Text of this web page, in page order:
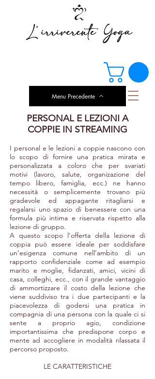
Menu Precedente
PERSONAL E LEZIONI A
COPPIE IN STREAMING
I personal e le lezioni a coppie nascono con
lo scopo di fornire una pratica mirata e
personalizzata a coloro che per svariati
motivi (lavoro, salute, organizazione del
tempo libero, famiglia, ecc.) ne hanno
necessità o semplicemente trovano più
gradevole ed appagante ritagliarsi e
regalarsi uno spazio di benessere con una
formula più intima e riservata rispetto alla
lezione di gruppo.
A questo scopo l’offerta della lezione di
coppia può essere ideale per soddisfare
un’esigenza comune nell’ambito di un
rapporto confidenziale come ad esempio
marito e moglie, fidanzati, amici, vicini di
casa, colleghi, ecc., con il grande vantaggio
di ammortizzare il costo della lezione che
viene suddiviso tra i due partecipanti e la
piacevolezza di godersi una pratica in
compagnia di una persona con la quale ci si
sente a proprio agio, condizione
importantissima che predispone corpo e
mente ad accogliere in modalità rilassata il
percorso proposto.
LE CARATTERISTICHE